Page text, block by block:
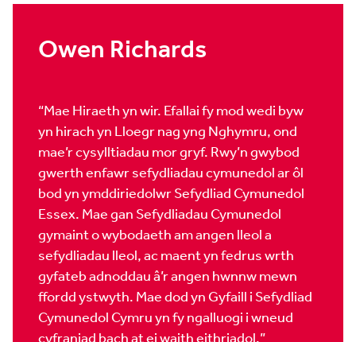
Owen Richards
“Mae Hiraeth yn wir. Efallai fy mod wedi byw
yn hirach yn Lloegr nag yng Nghymru, ond
mae’r cysylltiadau mor gryf. Rwy’n gwybod
gwerth enfawr sefydliadau cymunedol ar ôl
bod yn ymddiriedolwr Sefydliad Cymunedol
Essex. Mae gan Sefydliadau Cymunedol
gymaint o wybodaeth am angen lleol a
sefydliadau lleol, ac maent yn fedrus wrth
gyfateb adnoddau â’r angen hwnnw mewn
ffordd ystwyth. Mae dod yn Gyfaill i Sefydliad
Cymunedol Cymru yn fy ngalluogi i wneud
cyfraniad bach at ei waith eithriadol.”